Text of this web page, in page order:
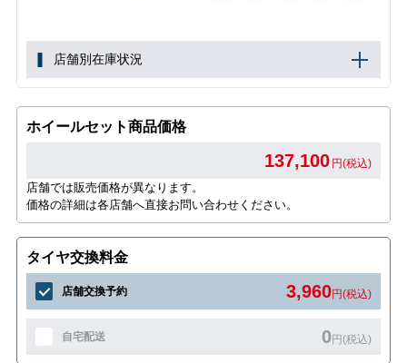
店舗別在庫状況
ホイールセット商品価格
137,100 円(税込)
店舗では販売価格が異なります。
価格の詳細は各店舗へ直接お問い合わせください。
タイヤ交換料金
店舗交換予約 3,960円(税込)
自宅配送 0円(税込)